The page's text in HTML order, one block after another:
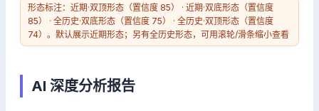
形态标注：近期·双顶形态（置信度 85） · 近期·双底形态（置信度
85） · 全历史·双底形态（置信度 75） · 全历史·双顶形态（置信度
74）。默认展示近期形态；另有全历史形态，可用滚轮/滑条缩小查看
AI 深度分析报告